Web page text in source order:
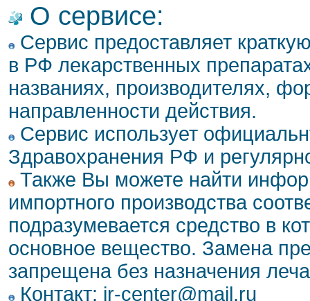
О сервисе:
Сервис предоставляет
в РФ лекарственных
названиях, производителях,
направленности действия.
Сервис использует
Здравохранения РФ и
Также Вы можете найти
импортного производства
подразумевается средство в
основное вещество. Замена
запрещена без назначения
Контакт: ir-center@mail.ru